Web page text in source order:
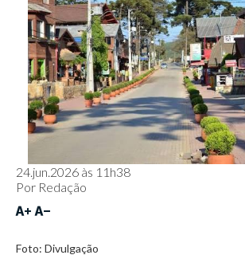
24.jun.2026 às 11h38
Por Redação
Foto: Divulgação